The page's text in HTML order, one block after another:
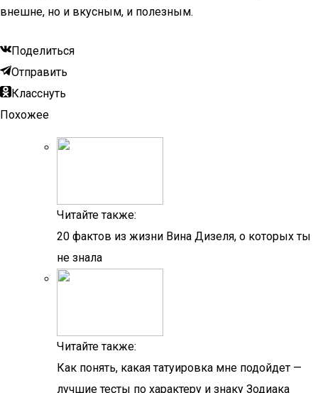
внешне, но и вкусным, и полезным.
Поделиться
Отправить
Класснуть
Похожее
Читайте также:
20 фактов из жизни Вина Дизеля, о которых ты
не знала
Читайте также:
Как понять, какая татуировка мне подойдет —
лучшие тесты по характеру и знаку Зодиака